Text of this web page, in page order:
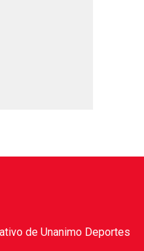
de Unanimo Deportes